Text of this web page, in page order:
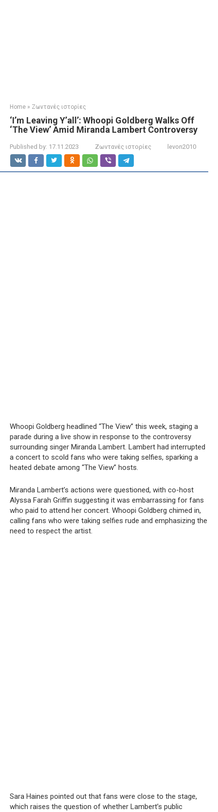
Home » Ζωντανές ιστορίες
‘I’m Leaving Y’all’: Whoopi Goldberg Walks Off
‘The View’ Amid Miranda Lambert Controversy
Published by: 17.11.2023 Ζωντανές ιστορίες levon2010
Whoopi Goldberg headlined “The View” this week, staging a
parade during a live show in response to the controversy
surrounding singer Miranda Lambert. Lambert had interrupted
a concert to scold fans who were taking selfies, sparking a
heated debate among “The View” hosts.
Miranda Lambert’s actions were questioned, with co-host
Alyssa Farah Griffin suggesting it was embarrassing for fans
who paid to attend her concert. Whoopi Goldberg chimed in,
calling fans who were taking selfies rude and emphasizing the
need to respect the artist.
Sara Haines pointed out that fans were close to the stage,
which raises the question of whether Lambert’s public